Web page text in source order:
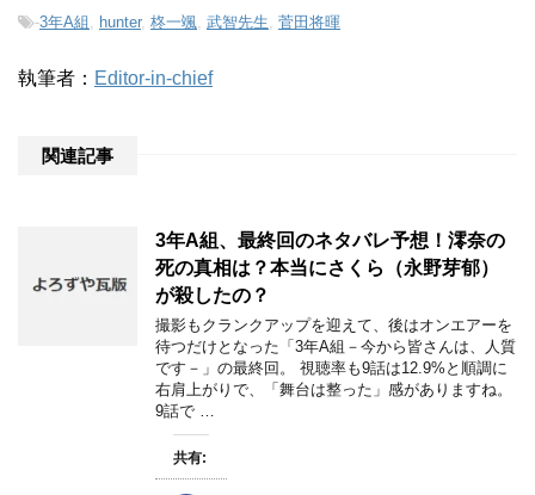
-3年A組 hunter, 柊一颯 武智先生 菅田将暉
執筆者： Editor-in-chief
関連記事
3年A組、最終回のネタバレ予想！澪奈の
死の真相は？本当にさくら（永野芽郁）
が殺したの？
撮影もクランクアップを迎えて、後はオンエアーを
待つだけとなった「3年A組－今から皆さんは、人質
です－」の最終回。 視聴率も9話は12.9%と順調に
右肩上がりで、「舞台は整った」感がありますね。
9話で …
共有: